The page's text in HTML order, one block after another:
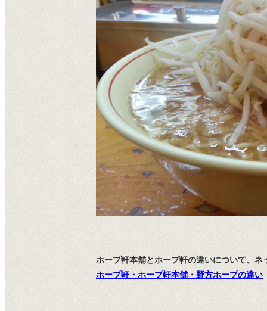
ホープ軒本舗とホープ軒の違いについて、
ホープ軒・ホープ軒本舗・野方ホープの違い